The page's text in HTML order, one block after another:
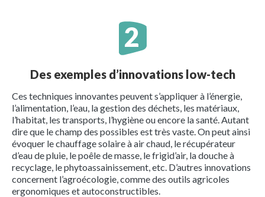
Des exemples d’innovations low-tech
Ces techniques innovantes peuvent s’appliquer à l’énergie,
l’alimentation, l’eau, la gestion des déchets, les matériaux,
l’habitat, les transports, l’hygiène ou encore la santé. Autant
dire que le champ des possibles est très vaste. On peut ainsi
évoquer le chauffage solaire à air chaud, le récupérateur
d’eau de pluie, le poêle de masse, le frigid’air, la douche à
recyclage, le phytoassainissement, etc. D’autres innovations
concernent l’agroécologie, comme des outils agricoles
ergonomiques et autoconstructibles.